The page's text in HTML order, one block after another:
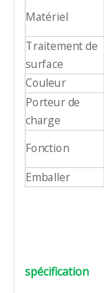
Matériel
Traitement de
surface
Couleur
Porteur de
charge
Fonction
Emballer
spécification